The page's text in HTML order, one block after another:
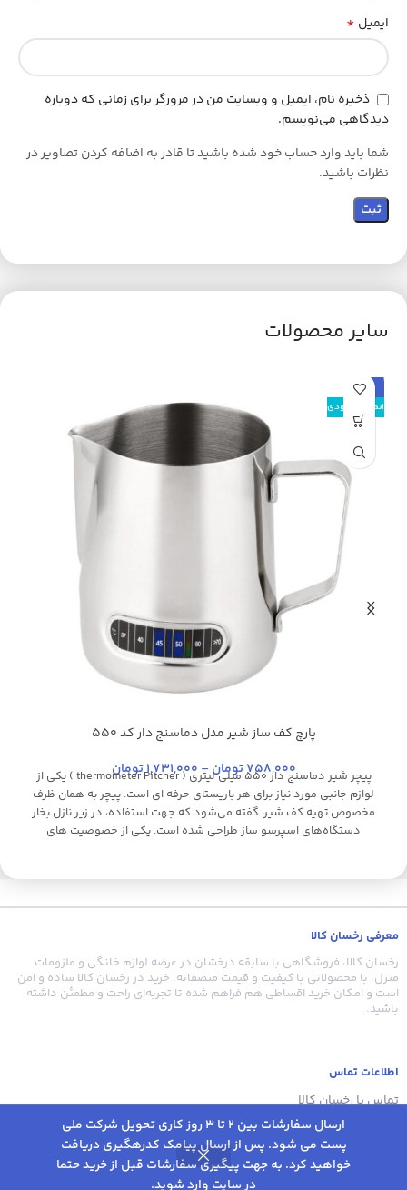
ارسال سفارشات بین 2 تا 3 روز کاری تحویل شرکت ملی
پست می شود. پس از ارسال پیامک کدرهگیری دریافت
خواهید کرد. به جهت پیگیری سفارشات قبل از خرید حتما
در سایت وارد شوید.
ایمیل *
ذخیره نام، ایمیل و وبسایت من در مرورگر برای زمانی که دوباره
دیدگاهی می‌نویسم.
شما باید وارد حساب خود شده باشید تا قادر به اضافه کردن تصاویر در
نظرات باشید.
سایر محصولات
حراج
اتمام موجودی
نقره ای
پارچ کف ساز شیر مدل دماسنج دار کد 550
758,000تومان –
1,731,000تومان
پیچر شیر دماسنج دار 550 میلی لیتری ( thermometer Pitcher ) یکی از
لوازم جانبی مورد نیاز برای هر باریستای حرفه ای است. پیچر به همان ظرف
مخصوص تهیه کف شیر، گفته می‌شود که جهت استفاده، در زیر نازل بخار
دستگاه‌های اسپرسو ساز طراحی شده است. یکی از خصوصیت های
گنجایش آن 550 میلی لیتر است. از این ظرف با طراحی دسته‌ی محکم،
معرفی رخسان کالا
رخسان کالا، فروشگاهی با سابقه درخشان در عرضه لوازم خانگی و ملزومات
منزل، با محصولاتی با کیفیت و قیمت منصفانه. خرید در رخسان کالا ساده و امن
است و امکان خرید اقساطی هم فراهم شده تا تجربه‌ای راحت و مطمئن داشته
باشید.
اطلاعات تماس
تماس با رخسان کالا
شرایط و قوانین خرید
شومینه برقی
اود آلوو مدل
27,745,000تومان
انتخاب
گزینه
0